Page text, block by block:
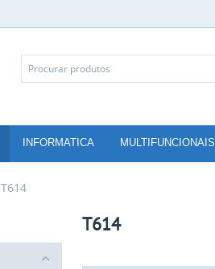
INFORMATICA MULTIFUNCIONAIS
T614
T614